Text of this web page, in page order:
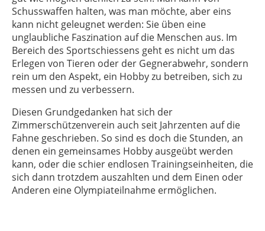
Schusswaffen halten, was man möchte, aber eins
kann nicht geleugnet werden: Sie üben eine
unglaubliche Faszination auf die Menschen aus. Im
Bereich des Sportschiessens geht es nicht um das
Erlegen von Tieren oder der Gegnerabwehr, sondern
rein um den Aspekt, ein Hobby zu betreiben, sich zu
messen und zu verbessern.
Diesen Grundgedanken hat sich der
Zimmerschützenverein auch seit Jahrzenten auf die
Fahne geschrieben. So sind es doch die Stunden, an
denen ein gemeinsames Hobby ausgeübt werden
kann, oder die schier endlosen Trainingseinheiten, die
sich dann trotzdem auszahlten und dem Einen oder
Anderen eine Olympiateilnahme ermöglichen.